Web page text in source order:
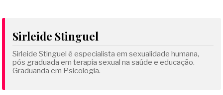
Sirleide Stinguel
Sirleide Stinguel é especialista em sexualidade humana,
pós graduada em terapia sexual na saúde e educação.
Graduanda em Psicologia.